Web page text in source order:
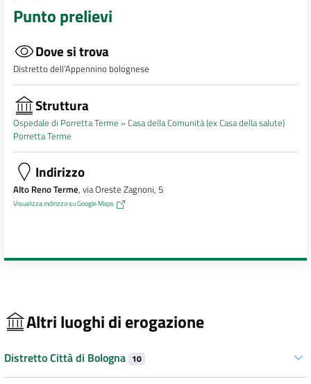
Punto prelievi
Dove si trova
Distretto dell’Appennino bolognese
Struttura
Ospedale di Porretta Terme »Casa della Comunità (ex Casa della salute)
Porretta Terme
Indirizzo
Alto Reno Terme, via Oreste Zagnoni, 5
Visualizza indirizzo su Google Maps
Altri luoghi di erogazione
Distretto Città di Bologna 10